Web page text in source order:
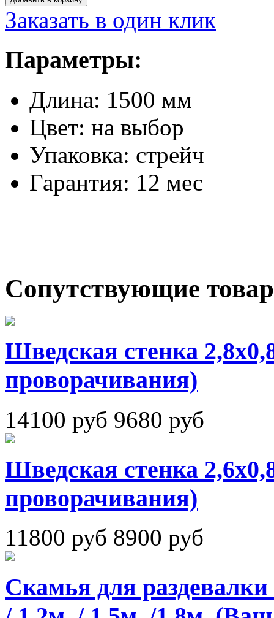
Заказать в один клик
Параметры:
Длина: 1500 мм
Цвет: на выбор
Упаковка: стрейч
Гарантия: 12 мес
Сопутствующие
Шведская стенка
проворачивания)
14100 руб 9680 руб
Шведская стенка
проворачивания)
11800 руб 8900 руб
Скамья для